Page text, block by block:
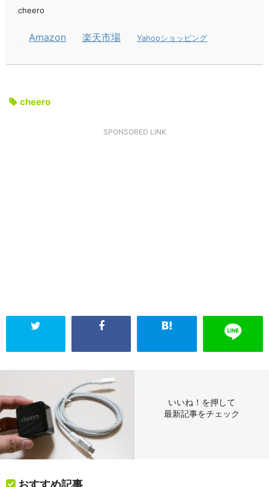
cheero
Amazon 楽天市場 Yahooショッピング
cheero
SPONSORED LINK
いいね！を押して
最新記事をチェック
おすすめ記事